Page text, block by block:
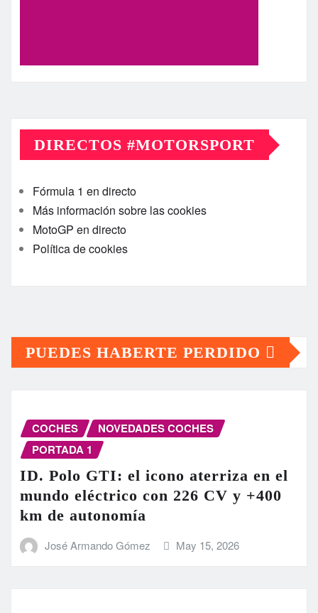
DIRECTOS #MOTORSPORT
Fórmula 1 en directo
Más información sobre las cookies
MotoGP en directo
Política de cookies
PUEDES HABERTE PERDIDO
COCHES
NOVEDADES COCHES
PORTADA 1
ID. Polo GTI: el icono aterriza en el
mundo eléctrico con 226 CV y +400
km de autonomía
José Armando Gómez May 15, 2026